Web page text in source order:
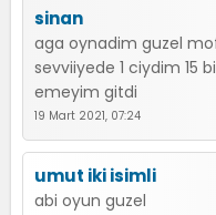
sinan
aga oynadim guzel
sevviiyede 1 ciydim 15
emeyim gitdi
19 Mart 2021, 07:24
umut iki isimli
abi oyun guzel